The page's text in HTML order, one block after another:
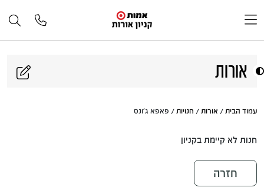
אורות
עמוד הבית / אורות / חנויות / פאפא ג'ונס
חנות לא קיימת בקניון
חזרה